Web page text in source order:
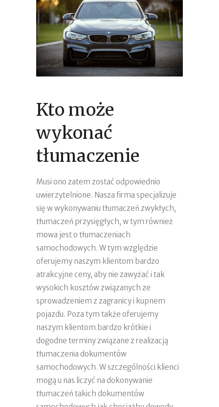
Kto może
wykonać
tłumaczenie
Musi ono zatem zostać odpowiednio
uwierzytelnione. Nasza firma specjalizuje
się w wykonywaniu tłumaczeń zwykłych,
tłumaczeń przysięgłych, w tym również
mowa jest o tłumaczeniach
samochodowych. W tym względzie
oferujemy naszym klientom bardzo
atrakcyjne ceny, aby nie zawyżać i tak
wysokich kosztów związanych ze
sprowadzeniem z zagranicy i kupnem
pojazdu. Poza tym także oferujemy
naszym klientom bardzo krótkie i
dogodne terminy związane z realizacją
tłumaczenia dokumentów
samochodowych. W szczególności klienci
mogą u nas liczyć na dokonywanie
tłumaczeń takich dokumentów